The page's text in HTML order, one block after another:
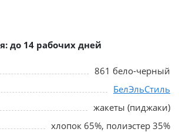
до 14 рабочих дней
861 бело-черный
БелЭльСтиль
жакеты (пиджаки)
хлопок 65%, полиэстер 35%